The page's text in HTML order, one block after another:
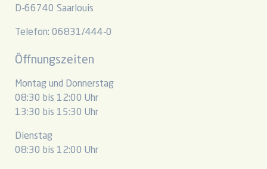
D-66740 Saarlouis
Telefon: 06831/444-0
Öffnungszeiten
Montag und Donnerstag
08:30 bis 12:00 Uhr
13:30 bis 15:30 Uhr
Dienstag
08:30 bis 12:00 Uhr